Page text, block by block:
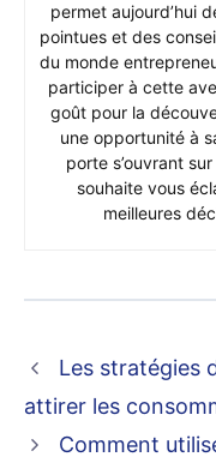
permet aujourd’hui
pointues et des
du monde
participer à cette
goût pour la
une opportunité à
porte s’ouvrant
souhaite vous
meilleures
Les stratégies
attirer les
Comment